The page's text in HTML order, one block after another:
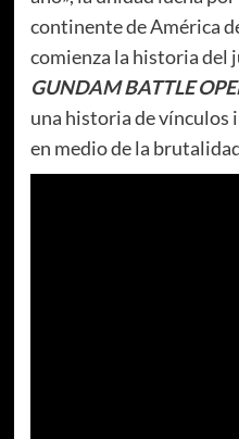
continente de América
comienza la historia del
GUNDAM BATTLE
una historia de vínculos
en medio de la